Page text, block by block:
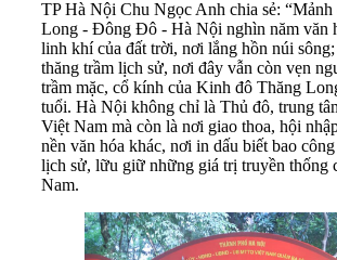
TP Hà Nội Chu Ngọc Anh chia sẻ: “Mảnh
Long - Đông Đô - Hà Nội nghìn năm văn
linh khí của đất trời, nơi lắng hồn núi
thăng trầm lịch sử, nơi đây vẫn còn vẹn
trầm mặc, cổ kính của Kinh đô Thăng
tuổi. Hà Nội không chỉ là Thủ đô, trung
Việt Nam mà còn là nơi giao thoa, hội
nền văn hóa khác, nơi in dấu biết bao
lịch sử, lữu giữ những giá trị truyền thống
Nam.